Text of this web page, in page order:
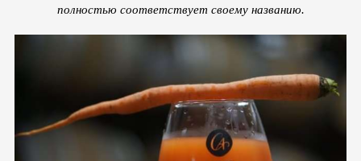
полностью соответствует своему названию.